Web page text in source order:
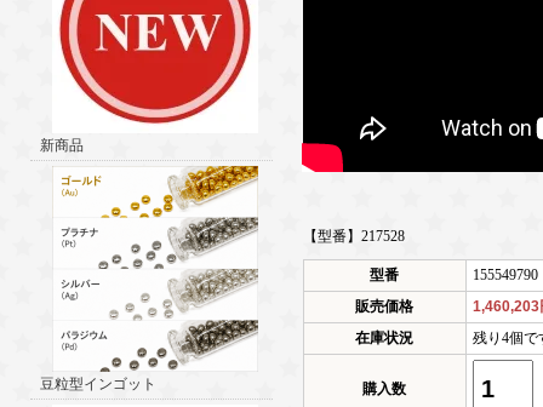
新商品
豆粒型インゴット
【型番】217528
型番
155549790
販売価格
1,460,203
在庫状況
残り4個で
購入数